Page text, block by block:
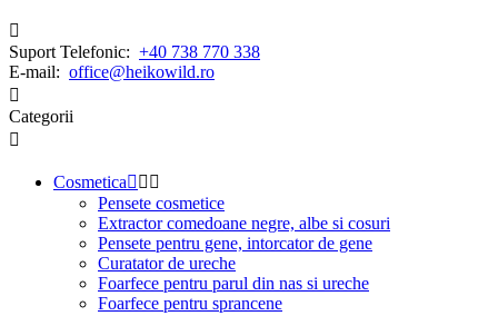

Suport Telefonic: +40 738 770 338
E-mail: office@heikowild.ro

Categorii

Cosmetica  
Pensete cosmetice
Extractor comedoane negre, albe si cosuri
Pensete pentru gene, intorcator de gene
Curatator de ureche
Foarfece pentru parul din nas si ureche
Foarfece pentru sprancene